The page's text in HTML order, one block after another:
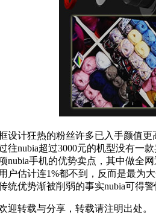
计狂热的粉丝许多已入手颜值更
往nubia超过3000元的机型没有一
nubia手机的优势卖点，其中做全
户估计连1%都不到，反而是最为
统优势渐被削弱的事实nubia可得
迎转载与分享，转载请注明出处。